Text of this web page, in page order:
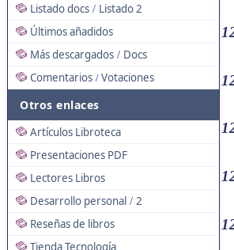
Listado docs / Listado 2
Últimos añadidos
Más descargados / Docs
Comentarios / Votaciones
Otros enlaces
Artículos Libroteca
Presentaciones PDF
Lectores Libros
Desarrollo personal / 2
Reseñas de libros
Tienda Tecnología